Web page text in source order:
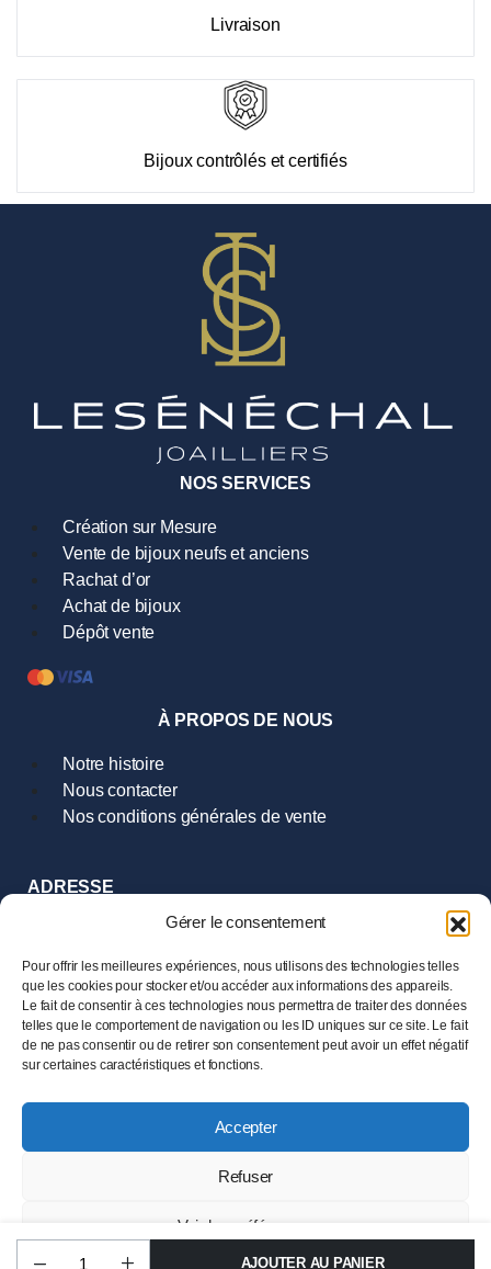
Gérer le consentement
Pour offrir les meilleures expériences, nous utilisons des technologies telles
que les cookies pour stocker et/ou accéder aux informations des appareils.
Le fait de consentir à ces technologies nous permettra de traiter des données
telles que le comportement de navigation ou les ID uniques sur ce site. Le fait
de ne pas consentir ou de retirer son consentement peut avoir un effet négatif
sur certaines caractéristiques et fonctions.
Accepter
Refuser
Voir les préférences
AJOUTER AU PANIER
Livraison
Bijoux contrôlés et certifiés
NOS SERVICES
Création sur Mesure
Vente de bijoux neufs et anciens
Rachat d’or
Achat de bijoux
Dépôt vente
À PROPOS DE NOUS
Notre histoire
Nous contacter
Nos conditions générales de vente
ADRESSE
Tél :02.99.385.385
HORAIRES
Mardi au Samedi
de 11h00 à 19h00
© 2024 LESENECHAL – Tous droits réservés –
légales
ainsi que les Conditions d’utilisation